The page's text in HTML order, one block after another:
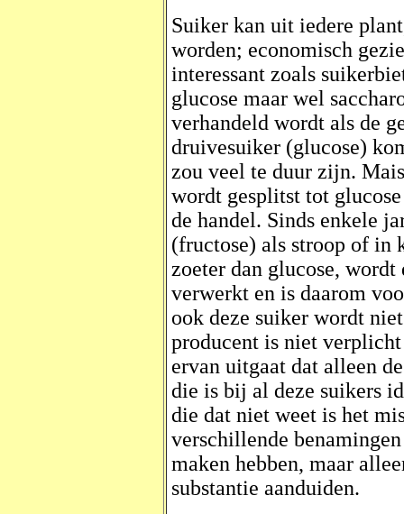
Suiker kan uit iedere
worden; economisch
interessant zoals
glucose maar wel
verhandeld wordt als de
druivesuiker (glucose)
zou veel te duur zijn.
wordt gesplitst tot
de handel. Sinds enkele
(fructose) als stroop of
zoeter dan glucose,
verwerkt en is daarom
ook deze suiker wordt
producent is niet
ervan uitgaat dat alleen
die is bij al deze suikers
die dat niet weet is het
verschillende
maken hebben, maar
substantie aanduiden.